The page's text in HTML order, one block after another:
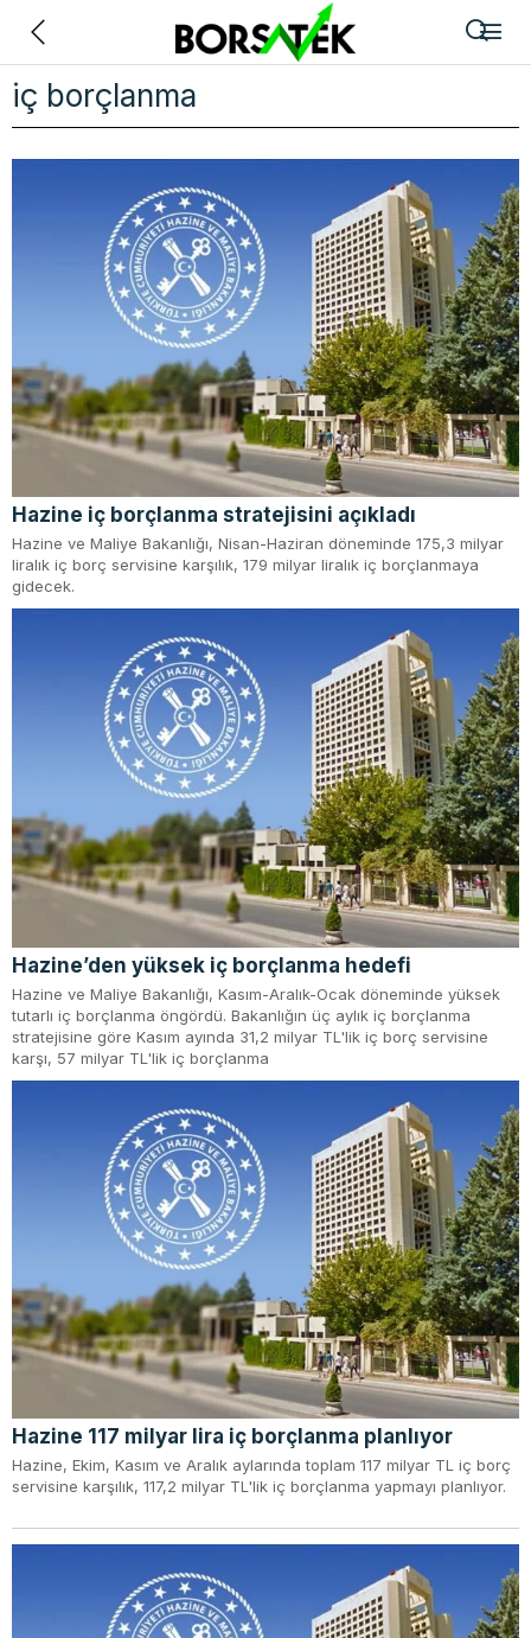
iç borçlanma
Hazine iç borçlanma stratejisini açıkladı
Hazine ve Maliye Bakanlığı, Nisan-Haziran döneminde 175,3 milyar
liralık iç borç servisine karşılık, 179 milyar liralık iç borçlanmaya
gidecek.
Hazine’den yüksek iç borçlanma hedefi
Hazine ve Maliye Bakanlığı, Kasım-Aralık-Ocak döneminde yüksek
tutarlı iç borçlanma öngördü. Bakanlığın üç aylık iç borçlanma
stratejisine göre Kasım ayında 31,2 milyar TL'lik iç borç servisine
karşı, 57 milyar TL'lik iç borçlanma
Hazine 117 milyar lira iç borçlanma planlıyor
Hazine, Ekim, Kasım ve Aralık aylarında toplam 117 milyar TL iç borç
servisine karşılık, 117,2 milyar TL'lik iç borçlanma yapmayı planlıyor.